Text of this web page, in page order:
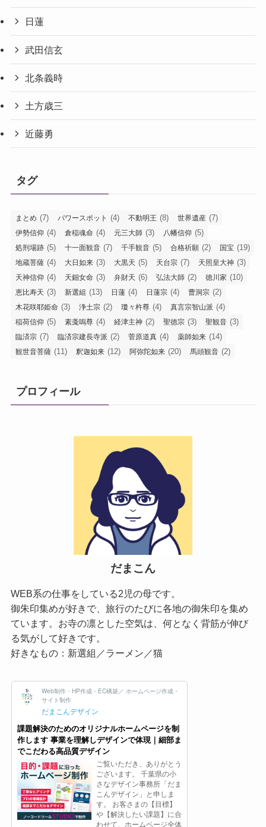
日蓮
武田信玄
北条義時
土方歳三
近藤勇
タグ
まとめ (7) パワースポット (4) 不動明王 (8) 世界遺産 (7)
伊勢信仰 (4) 倉稲魂命 (4) 元三大師 (3) 八幡信仰 (5)
処刑場跡 (5) 十一面観音 (7) 千手観音 (5) 合格祈願 (2) 国宝 (19)
地蔵菩薩 (4) 大日如来 (3) 大黒天 (5) 天台宗 (7) 天照皇大神 (3)
天神信仰 (4) 天鈿女命 (3) 弁財天 (6) 弘法大師 (2) 徳川家 (10)
恵比寿天 (3) 新選組 (13) 日蓮 (4) 日蓮宗 (4) 曹洞宗 (2)
木花咲耶姫命 (3) 浄土宗 (2) 瓊々杵尊 (4) 真言宗智山派 (4)
稲荷信仰 (5) 素戔嗚尊 (4) 経津主神 (2) 聖徳宗 (3) 聖観音 (3)
臨済宗 (7) 臨済宗建長寺派 (2) 菅原道真 (4) 薬師如来 (14)
観世音菩薩 (11) 釈迦如来 (12) 阿弥陀如来 (20) 馬頭観音 (2)
プロフィール
だまこん
WEB系の仕事をしている2児の母です。
御朱印集めが好きで、旅行のたびに各地の御朱印を集め
ています。お寺の凛とした空気は、何となく背筋が伸び
る気がして好きです。
好きなもの：新選組／ラーメン／猫